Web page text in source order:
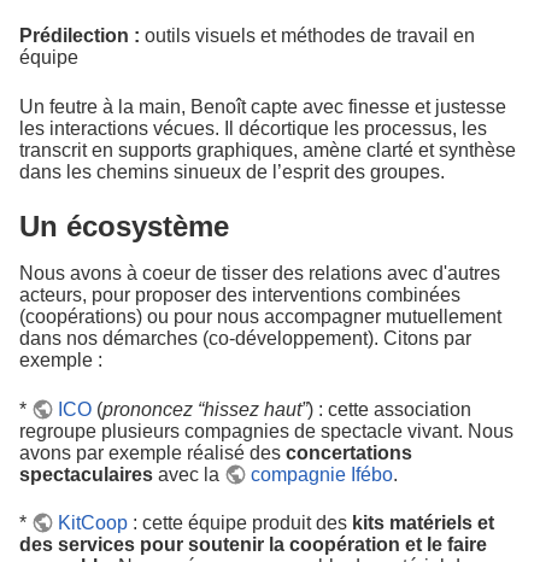
Prédilection : outils visuels et méthodes de travail en
équipe
Un feutre à la main, Benoît capte avec finesse et justesse
les interactions vécues. Il décortique les processus, les
transcrit en supports graphiques, amène clarté et synthèse
dans les chemins sinueux de l’esprit des groupes.
Un écosystème
Nous avons à coeur de tisser des relations avec d'autres
acteurs, pour proposer des interventions combinées
(coopérations) ou pour nous accompagner mutuellement
dans nos démarches (co-développement). Citons par
exemple :
* ICO (prononcez “hissez haut”) : cette association
regroupe plusieurs compagnies de spectacle vivant. Nous
avons par exemple réalisé des concertations
spectaculaires avec la compagnie Ifébo.
* KitCoop : cette équipe produit des kits matériels et
des services pour soutenir la coopération et le faire